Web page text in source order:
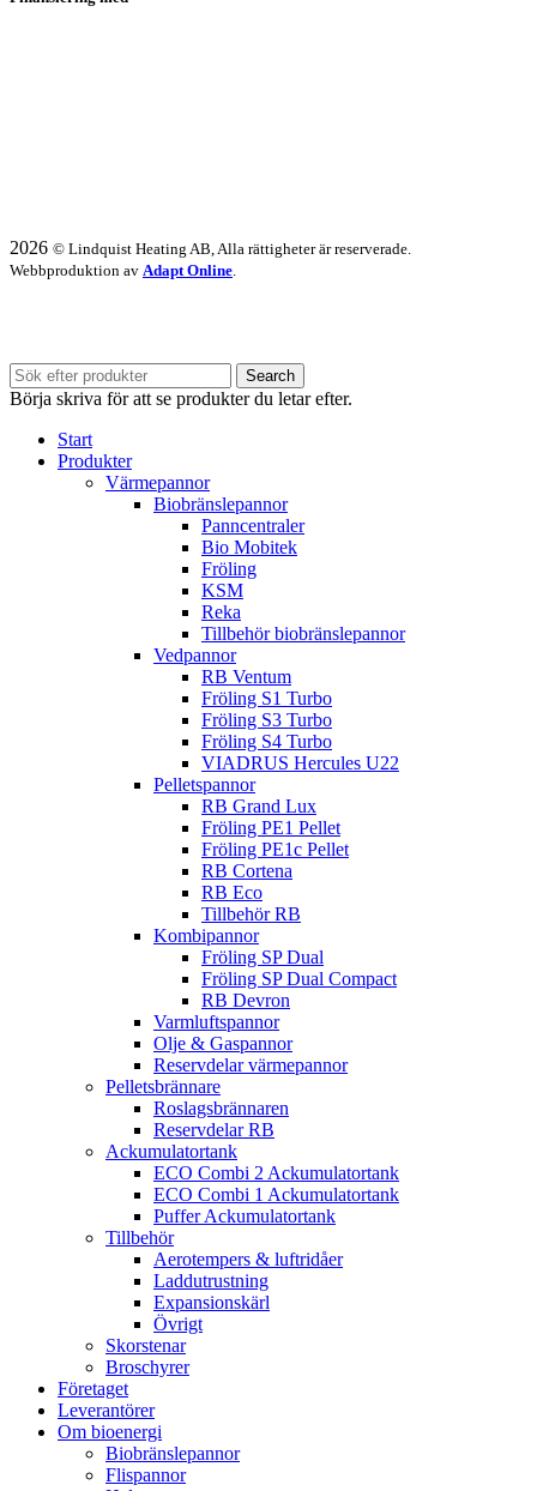
2026 © Lindquist Heating AB, Alla rättigheter är reserverade.
Webbproduktion av Adapt Online.
Search
Börja skriva för att se produkter du letar efter.
Start
Produkter
Värmepannor
Biobränslepannor
Panncentraler
Bio Mobitek
Fröling
KSM
Reka
Tillbehör biobränslepannor
Vedpannor
RB Ventum
Fröling S1 Turbo
Fröling S3 Turbo
Fröling S4 Turbo
VIADRUS Hercules U22
Pelletspannor
RB Grand Lux
Fröling PE1 Pellet
Fröling PE1c Pellet
RB Cortena
RB Eco
Tillbehör RB
Kombipannor
Fröling SP Dual
Fröling SP Dual Compact
RB Devron
Varmluftspannor
Olje & Gaspannor
Reservdelar värmepannor
Pelletsbrännare
Roslagsbrännaren
Reservdelar RB
Ackumulatortank
ECO Combi 2 Ackumulatortank
ECO Combi 1 Ackumulatortank
Puffer Ackumulatortank
Tillbehör
Aerotempers & luftridåer
Laddutrustning
Expansionskärl
Övrigt
Skorstenar
Broschyrer
Företaget
Leverantörer
Om bioenergi
Biobränslepannor
Flispannor